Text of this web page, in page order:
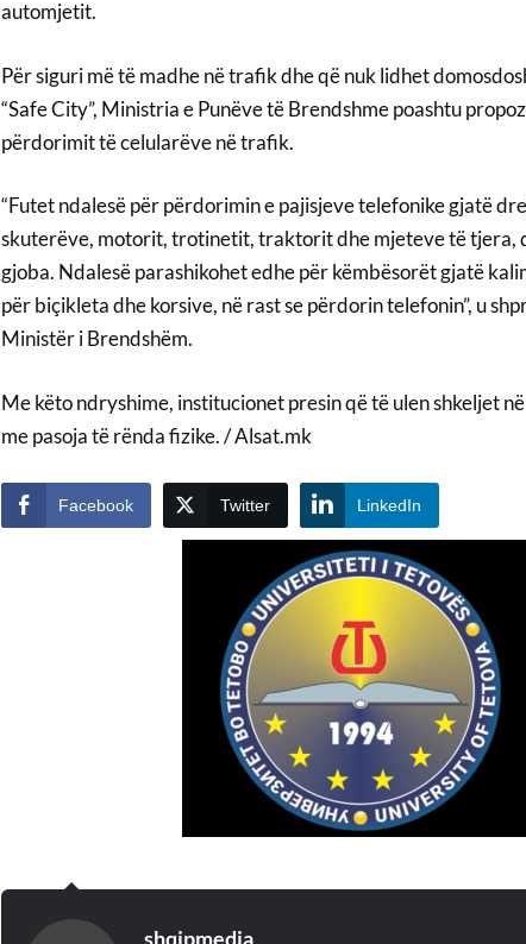
automjetit.
Për siguri më të madhe në trafik dhe që nuk lidhet
“Safe City”, Ministria e Punëve të Brendshme poashtu
përdorimit të celularëve në trafik.
“Futet ndalesë për përdorimin e pajisjeve telefonike gjatë
skuterëve, motorit, trotinetit, traktorit dhe mjeteve të tjera,
gjoba. Ndalesë parashikohet edhe për këmbësorët gjatë
për biçikleta dhe korsive, në rast se përdorin telefonin”, u
Ministër i Brendshëm.
Me këto ndryshime, institucionet presin që të ulen shkeljet
me pasoja të rënda fizike. / Alsat.mk
Facebook Twitter LinkedIn
shqipmedia